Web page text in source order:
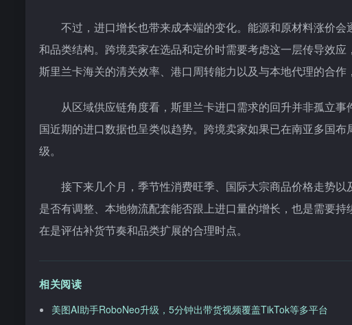
不过，进口增长也带来成本端的变化。能源和原材料涨价
和品类结构。跨境卖家在选品和定价时需要考虑这一层传导效
斯里兰卡海关的清关效率、港口周转能力以及与本地代理的合作
从区域供应链角度看，斯里兰卡进口需求的回升并非孤立
国近期的进口数据也呈类似趋势。跨境卖家如果已在南亚多国
级。
接下来几个月，季节性消费旺季、国际大宗商品价格走势
是否有调整、本地物流配套能否跟上进口量的增长，也是需要
在是评估补货节奏和品类扩展的合理时点。
相关阅读
美图AI助手RoboNeo升级，5分钟出带货视频覆盖TikTok等多平台